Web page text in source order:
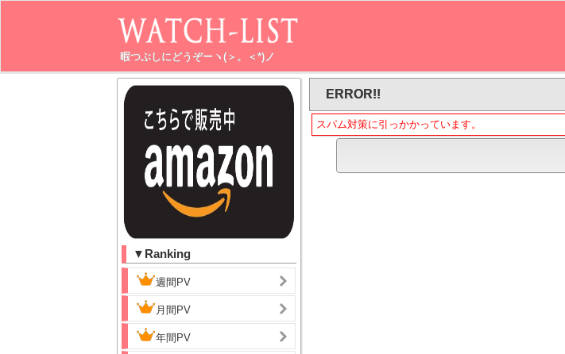
暇つぶしにどうぞーヽ(＞。＜*)ノ
▼Ranking
週間PV
月間PV
年間PV
ERROR!!
スパム対策に引っかかっています。